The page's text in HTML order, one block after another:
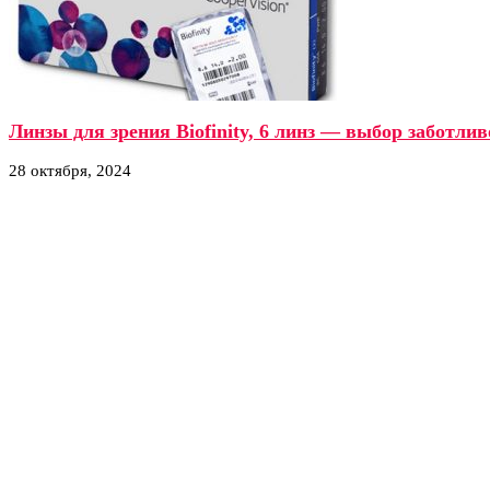
Линзы для зрения Biofinity, 6 линз — выбор
28 октября, 2024